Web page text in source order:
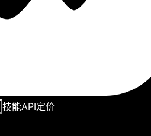
技能API定价